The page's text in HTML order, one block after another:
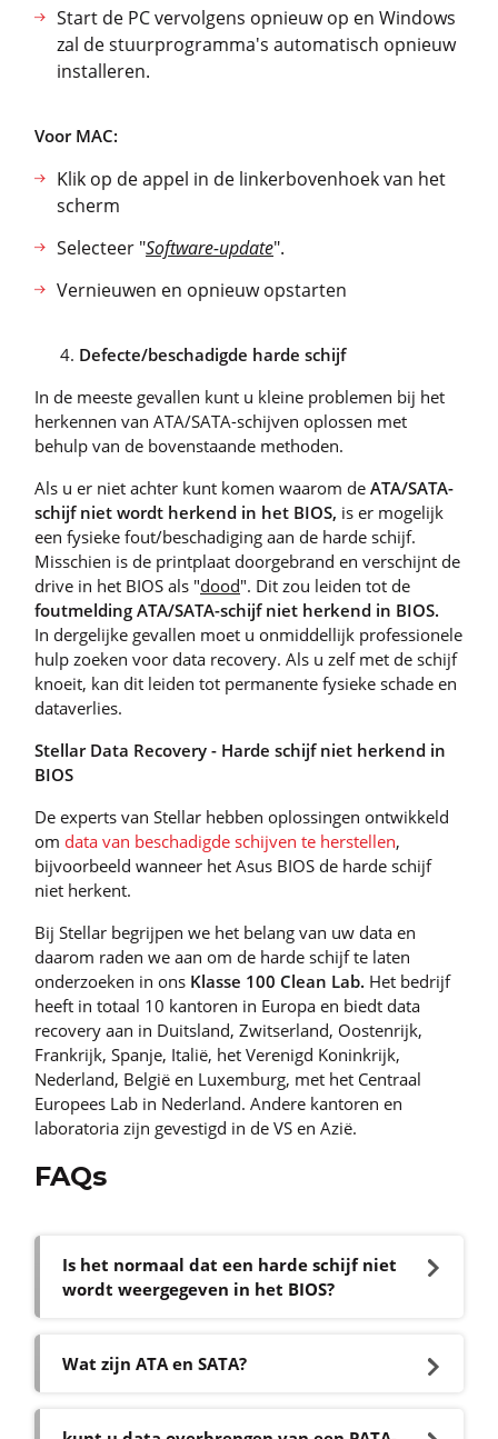
Start de PC vervolgens opnieuw op en Windows
zal de stuurprogramma's automatisch opnieuw
installeren.
Voor MAC:
Klik op de appel in de linkerbovenhoek van het
scherm
Selecteer "Software-update".
Vernieuwen en opnieuw opstarten
Defecte/beschadigde harde schijf
In de meeste gevallen kunt u kleine problemen bij het
herkennen van ATA/SATA-schijven oplossen met
behulp van de bovenstaande methoden.
Als u er niet achter kunt komen waarom de ATA/SATA-
schijf niet wordt herkend in het BIOS, is er mogelijk
een fysieke fout/beschadiging aan de harde schijf.
Misschien is de printplaat doorgebrand en verschijnt de
drive in het BIOS als "dood". Dit zou leiden tot de
foutmelding ATA/SATA-schijf niet herkend in BIOS.
In dergelijke gevallen moet u onmiddellijk professionele
hulp zoeken voor data recovery. Als u zelf met de schijf
knoeit, kan dit leiden tot permanente fysieke schade en
dataverlies.
Stellar Data Recovery - Harde schijf niet herkend in
BIOS
De experts van Stellar hebben oplossingen ontwikkeld
om data van beschadigde schijven te herstellen,
bijvoorbeeld wanneer het Asus BIOS de harde schijf
niet herkent.
Bij Stellar begrijpen we het belang van uw data en
daarom raden we aan om de harde schijf te laten
onderzoeken in ons Klasse 100 Clean Lab. Het bedrijf
heeft in totaal 10 kantoren in Europa en biedt data
recovery aan in Duitsland, Zwitserland, Oostenrijk,
Frankrijk, Spanje, Italië, het Verenigd Koninkrijk,
Nederland, België en Luxemburg, met het Centraal
Europees Lab in Nederland. Andere kantoren en
laboratoria zijn gevestigd in de VS en Azië.
FAQs
Is het normaal dat een harde schijf niet
wordt weergegeven in het BIOS?
Wat zijn ATA en SATA?